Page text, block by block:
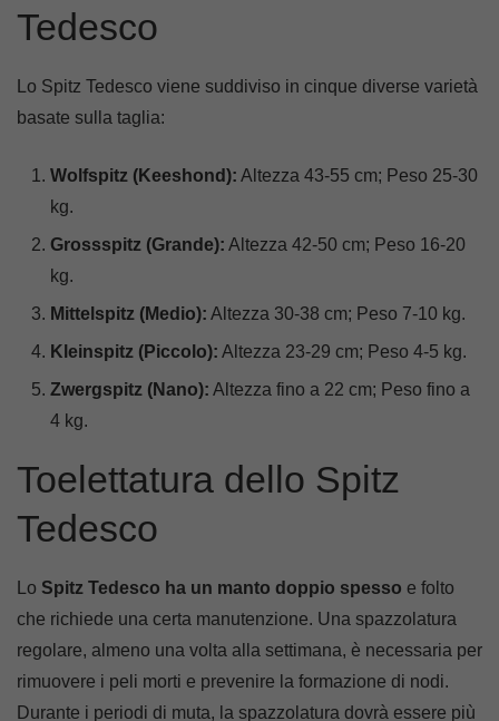
Tedesco
Lo Spitz Tedesco viene suddiviso in cinque diverse varietà
basate sulla taglia:
Wolfspitz (Keeshond): Altezza 43-55 cm; Peso 25-30
kg.
Grossspitz (Grande): Altezza 42-50 cm; Peso 16-20
kg.
Mittelspitz (Medio): Altezza 30-38 cm; Peso 7-10 kg.
Kleinspitz (Piccolo): Altezza 23-29 cm; Peso 4-5 kg.
Zwergspitz (Nano): Altezza fino a 22 cm; Peso fino a
4 kg.
Toelettatura dello Spitz
Tedesco
Lo Spitz Tedesco ha un manto doppio spesso e folto
che richiede una certa manutenzione. Una spazzolatura
regolare, almeno una volta alla settimana, è necessaria per
rimuovere i peli morti e prevenire la formazione di nodi.
Durante i periodi di muta, la spazzolatura dovrà essere più